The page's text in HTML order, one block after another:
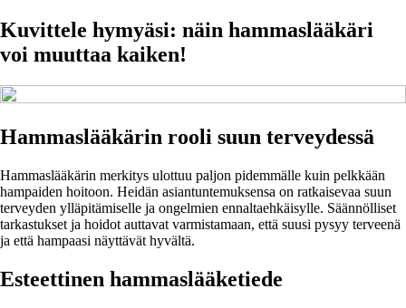
Kuvittele hymyäsi: näin hammaslääkäri
voi muuttaa kaiken!
Hammaslääkärin rooli suun terveydessä
Hammaslääkärin merkitys ulottuu paljon pidemmälle kuin pelkkään
hampaiden hoitoon. Heidän asiantuntemuksensa on ratkaisevaa suun
terveyden ylläpitämiselle ja ongelmien ennaltaehkäisylle. Säännölliset
tarkastukset ja hoidot auttavat varmistamaan, että suusi pysyy terveenä
ja että hampaasi näyttävät hyvältä.
Esteettinen hammaslääketiede